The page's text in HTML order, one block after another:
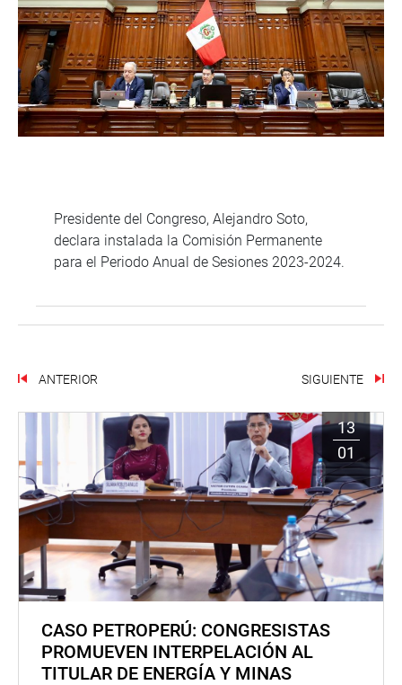
Presidente del Congreso, Alejandro Soto,
declara instalada la Comisión Permanente
para el Periodo Anual de Sesiones 2023-2024.
ANTERIOR SIGUIENTE
13
01
CASO PETROPERÚ: CONGRESISTAS
PROMUEVEN INTERPELACIÓN AL
TITULAR DE ENERGÍA Y MINAS